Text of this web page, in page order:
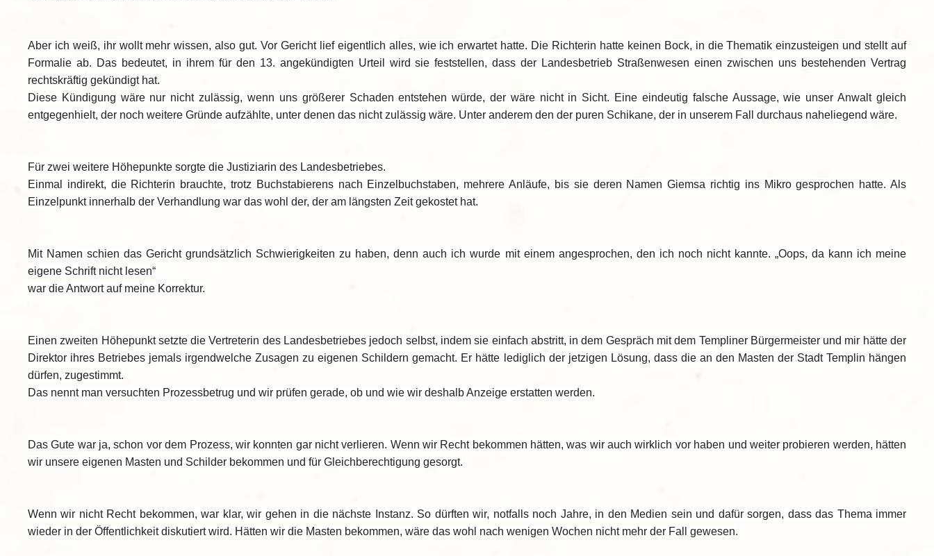
Aber ich weiß, ihr wollt mehr wissen, also gut. Vor Gericht lief eigentlich alles, wie ich erwartet hatte. Die Richterin hatte keinen Bock, in die Thematik einzusteigen und stellt auf
Formalie ab. Das bedeutet, in ihrem für den 13. angekündigten Urteil wird sie feststellen, dass der Landesbetrieb Straßenwesen einen zwischen uns bestehenden Vertrag
rechtskräftig gekündigt hat.
Diese Kündigung wäre nur nicht zulässig, wenn uns größerer Schaden entstehen würde, der wäre nicht in Sicht. Eine eindeutig falsche Aussage, wie unser Anwalt gleich
entgegenhielt, der noch weitere Gründe aufzählte, unter denen das nicht zulässig wäre. Unter anderem den der puren Schikane, der in unserem Fall durchaus naheliegend wäre.
Für zwei weitere Höhepunkte sorgte die Justiziarin des Landesbetriebes.
Einmal indirekt, die Richterin brauchte, trotz Buchstabierens nach Einzelbuchstaben, mehrere Anläufe, bis sie deren Namen Giemsa richtig ins Mikro gesprochen hatte. Als
Einzelpunkt innerhalb der Verhandlung war das wohl der, der am längsten Zeit gekostet hat.
Mit Namen schien das Gericht grundsätzlich Schwierigkeiten zu haben, denn auch ich wurde mit einem angesprochen, den ich noch nicht kannte. „Oops, da kann ich meine
eigene Schrift nicht lesen“
war die Antwort auf meine Korrektur.
Einen zweiten Höhepunkt setzte die Vertreterin des Landesbetriebes jedoch selbst, indem sie einfach abstritt, in dem Gespräch mit dem Templiner Bürgermeister und mir hätte der
Direktor ihres Betriebes jemals irgendwelche Zusagen zu eigenen Schildern gemacht. Er hätte lediglich der jetzigen Lösung, dass die an den Masten der Stadt Templin hängen
dürfen, zugestimmt.
Das nennt man versuchten Prozessbetrug und wir prüfen gerade, ob und wie wir deshalb Anzeige erstatten werden.
Das Gute war ja, schon vor dem Prozess, wir konnten gar nicht verlieren. Wenn wir Recht bekommen hätten, was wir auch wirklich vor haben und weiter probieren werden, hätten
wir unsere eigenen Masten und Schilder bekommen und für Gleichberechtigung gesorgt.
Wenn wir nicht Recht bekommen, war klar, wir gehen in die nächste Instanz. So dürften wir, notfalls noch Jahre, in den Medien sein und dafür sorgen, dass das Thema immer
wieder in der Öffentlichkeit diskutiert wird. Hätten wir die Masten bekommen, wäre das wohl nach wenigen Wochen nicht mehr der Fall gewesen.